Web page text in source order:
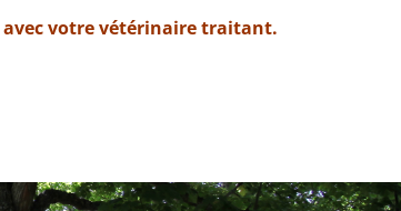
avec votre vétérinaire traitant.